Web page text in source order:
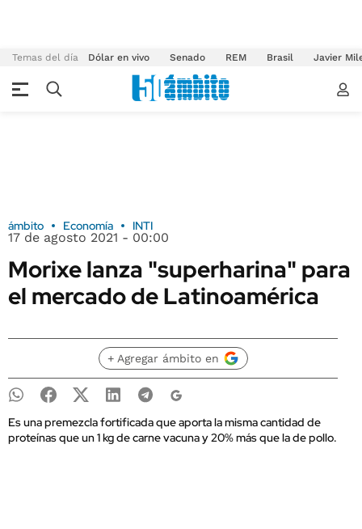
Temas del día Dólar en vivo Senado REM Brasil Javier
ámbito Economía INTI
17 de agosto 2021 - 00:00
Morixe lanza "superharina" para
el mercado de Latinoamérica
+ Agregar ámbito en
Es una premezcla fortificada que aporta la misma cantidad de
proteínas que un 1 kg de carne vacuna y 20% más que la de pollo.